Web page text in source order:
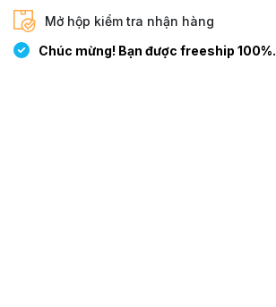
Mở hộp kiểm tra nhận hàng
Chúc mừng! Bạn được freeship 100%.